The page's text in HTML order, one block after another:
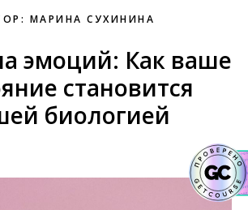
МАРИНА СУХИНИНА
эмоций: Как ваше
становится
биологией